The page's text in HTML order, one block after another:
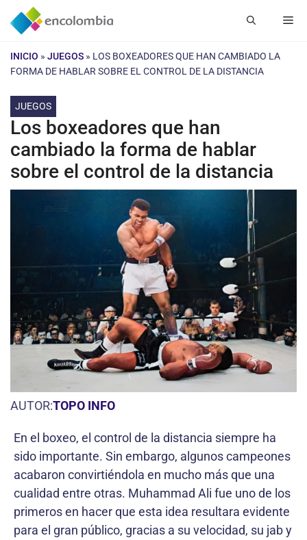
Saltar
INICIO » JUEGOS » LOS BOXEADORES QUE HAN CAMBIADO LA
FORMA DE HABLAR SOBRE EL CONTROL DE LA DISTANCIA
JUEGOS
Los boxeadores que han
cambiado la forma de hablar
sobre el control de la distancia
AUTOR:TOPO INFO
En el boxeo, el control de la distancia siempre ha
sido importante. Sin embargo, algunos campeones
acabaron convirtiéndola en mucho más que una
cualidad entre otras. Muhammad Ali fue uno de los
primeros en hacer que esta idea resultara evidente
para el gran público, gracias a su velocidad, su jab y